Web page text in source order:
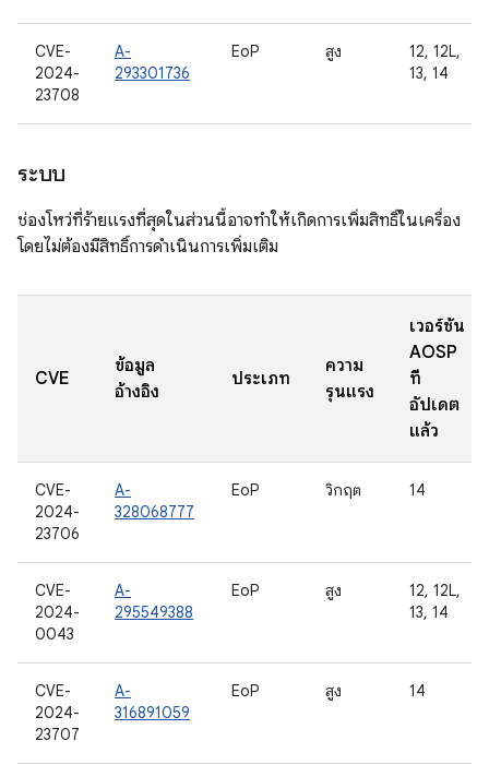
CVE-
2024-
23708
A-
293301736
EoP สูง
12, 12L,
13, 14
ระบบ
ช่องโหว่ที่ร้ายแรงที่สุดในส่วนนี้อาจทำให้เกิดการเพิ่มสิทธิ์ในเครื่อง
โดยไม่ต้องมีสิทธิ์การดำเนินการเพิ่มเติม
CVE
ข้อมูล
อ้างอิง
ประเภท
ความ
รุนแรง
เวอร์ชัน
AOSP
ที่
อัปเดต
แล้ว
CVE-
2024-
23706
A-
328068777
EoP วิกฤต 14
CVE-
2024-
0043
A-
295549388
EoP สูง
12, 12L,
13, 14
CVE-
2024-
23707
A-
316891059
EoP สูง 14